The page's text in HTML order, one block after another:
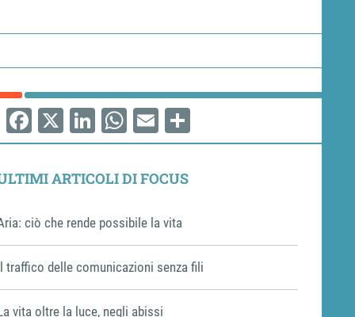
Facebook
X LinkedIn
WhatsApp
EmailShare
ARTICOLI DI FOCUS
ciò che rende possibile la vita
traffico delle comunicazioni senza fili
vita oltre la luce, negli abissi